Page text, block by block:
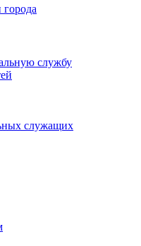
службу
служащих